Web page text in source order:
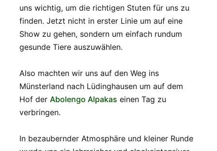
uns wichtig, um die richtigen Stuten für uns zu
finden. Jetzt nicht in erster Linie um auf eine
Show zu gehen, sondern um einfach rundum
gesunde Tiere auszuwählen.
Also machten wir uns auf den Weg ins
Münsterland nach Lüdinghausen um auf dem
Hof der Abolengo Alpakas einen Tag zu
verbringen.
In bezaubernder Atmosphäre und kleiner Runde